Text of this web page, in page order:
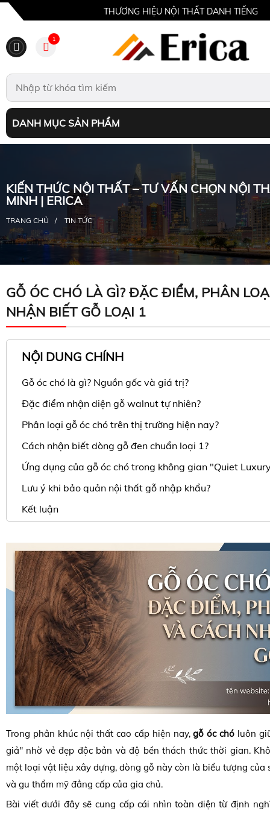
THƯƠNG HIỆU NỘI THẤT DANH TIẾNG
1
DANH MỤC SẢN PHẨM
KIẾN THỨC NỘI THẤT – TƯ VẤN CHỌN NỘI
MINH | ERICA
TRANG CHỦ TIN TỨC
GỖ ÓC CHÓ LÀ GÌ? ĐẶC ĐIỂM, PHÂN
NHẬN BIẾT GỖ LOẠI 1
NỘI DUNG CHÍNH
Gỗ óc chó là gì? Nguồn gốc và giá trị?
Đặc điểm nhận diện gỗ walnut tự nhiên?
Phân loại gỗ óc chó trên thị trường hiện nay?
Cách nhận biết dòng gỗ đen chuẩn loại 1?
Ứng dụng của gỗ óc chó trong không gian "Quiet
Lưu ý khi bảo quản nội thất gỗ nhập khẩu?
Kết luận
Trong phân khúc nội thất cao cấp hiện nay,gỗ óc chó luôn
giả" nhờ vẻ đẹp độc bản và độ bền thách thức thời gian.
một loại vật liệu xây dựng, dòng gỗ này còn là biểu tượng của
và gu thẩm mỹ đẳng cấp của gia chủ.
Bài viết dưới đây sẽ cung cấp cái nhìn toàn diện từ định